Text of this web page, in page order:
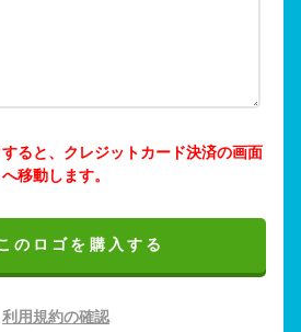
ると、クレジットカード決済の画面
へ移動します。
のロゴを購入する
利用規約の確認